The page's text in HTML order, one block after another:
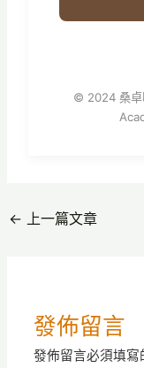
© 2024 桑卓
← 上一篇文章
發佈留言
發佈留言必須填寫